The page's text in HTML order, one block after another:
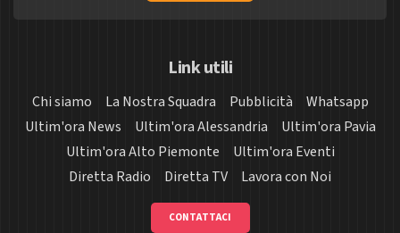
Link utili
Chi siamo La Nostra Squadra Pubblicità
Whatsapp
Ultim'ora News
Ultim'ora Alessandria
Ultim'ora Pavia
Ultim'ora Alto Piemonte
Ultim'ora Eventi
Diretta Radio
Diretta TV Lavora con Noi
CONTATTACI